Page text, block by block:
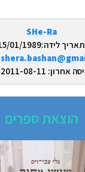
SHe-Ra
תאריך לידה:15/01/1989
2011-08-11 12:56:27
הוצאת ספרים